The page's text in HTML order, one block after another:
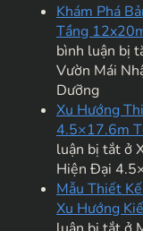
Khám Phá
Tầng
bình luận bị
Vườn Mái
Dưỡng
Xu Hướng
4.5×17.6m
luận bị tắtở
Hiện Đại
Mẫu Thiết
Xu Hướng